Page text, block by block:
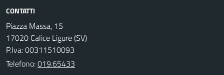
CONTATTI
Piazza Massa, 15
17020 Calice Ligure (SV)
P.Iva: 00311510093
Telefono:019.65433